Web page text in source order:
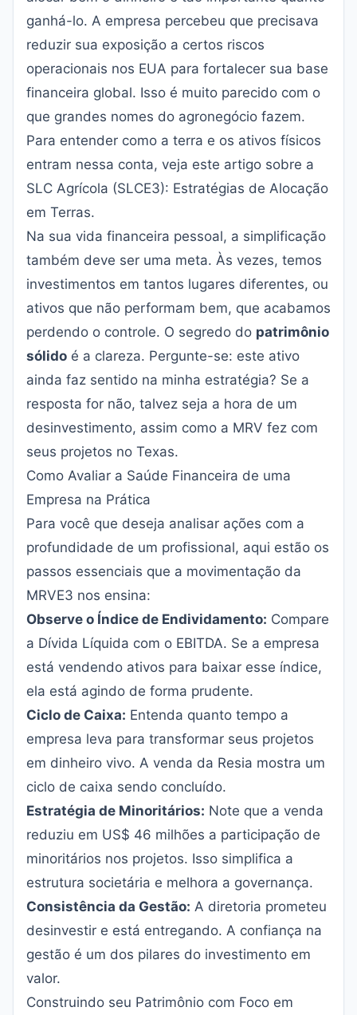
ganhá-lo. A empresa percebeu que precisava
reduzir sua exposição a certos riscos
operacionais nos EUA para fortalecer sua base
financeira global. Isso é muito parecido com o
que grandes nomes do agronegócio fazem.
Para entender como a terra e os ativos físicos
entram nessa conta, veja este artigo sobre a
SLC Agrícola (SLCE3): Estratégias de Alocação
em Terras.
Na sua vida financeira pessoal, a simplificação
também deve ser uma meta. Às vezes, temos
investimentos em tantos lugares diferentes, ou
ativos que não performam bem, que acabamos
perdendo o controle. O segredo do patrimônio
sólido é a clareza. Pergunte-se: este ativo
ainda faz sentido na minha estratégia? Se a
resposta for não, talvez seja a hora de um
desinvestimento, assim como a MRV fez com
seus projetos no Texas.
Como Avaliar a Saúde Financeira de uma
Empresa na Prática
Para você que deseja analisar ações com a
profundidade de um profissional, aqui estão os
passos essenciais que a movimentação da
MRVE3 nos ensina:
Observe o Índice de Endividamento: Compare
a Dívida Líquida com o EBITDA. Se a empresa
está vendendo ativos para baixar esse índice,
ela está agindo de forma prudente.
Ciclo de Caixa: Entenda quanto tempo a
empresa leva para transformar seus projetos
em dinheiro vivo. A venda da Resia mostra um
ciclo de caixa sendo concluído.
Estratégia de Minoritários: Note que a venda
reduziu em US$ 46 milhões a participação de
minoritários nos projetos. Isso simplifica a
estrutura societária e melhora a governança.
Consistência da Gestão: A diretoria prometeu
desinvestir e está entregando. A confiança na
gestão é um dos pilares do investimento em
valor.
Construindo seu Patrimônio com Foco em